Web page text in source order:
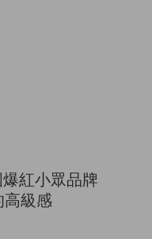
紅小眾品牌
級感